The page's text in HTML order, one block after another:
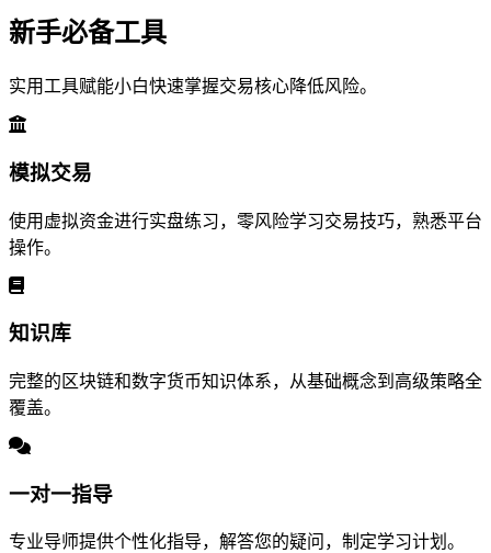
新手必备工具
实用工具赋能小白快速掌握交易核心降低风险。
模拟交易
使用虚拟资金进行实盘练习，零风险学习交易技巧，熟悉平台
操作。
知识库
完整的区块链和数字货币知识体系，从基础概念到高级策略全
覆盖。
一对一指导
专业导师提供个性化指导，解答您的疑问，制定学习计划。